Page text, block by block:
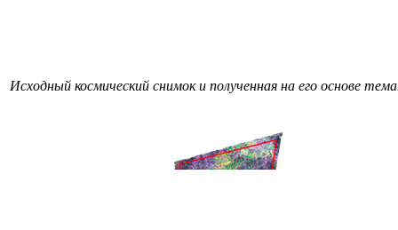
Исходный космический снимок и полученная на его основе